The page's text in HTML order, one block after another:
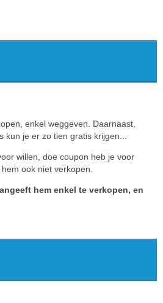
enkel weggeven. Daarnaast,
kun je er zo tien gratis krijgen...
willen, doe coupon heb je voor
ook niet verkopen.
hem enkel te verkopen, en